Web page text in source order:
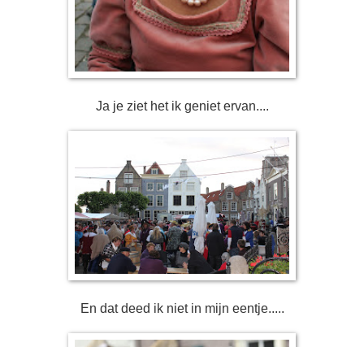
Ja je ziet het ik geniet ervan....
En dat deed ik niet in mijn eentje.....